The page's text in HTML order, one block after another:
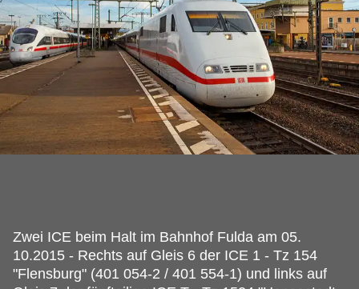
Zwei ICE beim Halt im Bahnhof Fulda am 05.
10.2015 - Rechts auf Gleis 6 der ICE 1 - Tz 154
"Flensburg" (401 054-2 / 401 554-1) und links auf